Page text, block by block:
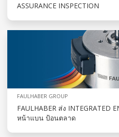
ASSURANCE INSPECTION
FAULHABER GROUP
FAULHABER ส่ง INTEGRATED
หน้าแบน ป้อนตลาด